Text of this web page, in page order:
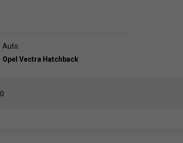
Auto:
Opel Vectra Hatchback
0